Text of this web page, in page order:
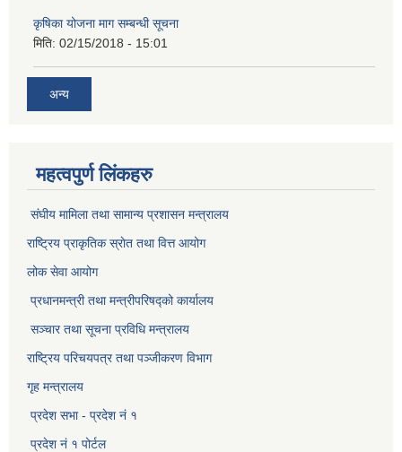
कृषिका योजना माग सम्बन्धी सूचना
मिति: 02/15/2018 - 15:01
अन्य
महत्वपुर्ण लिंकहरु
संघीय मामिला तथा सामान्य प्रशासन मन्त्रालय
राष्ट्रिय प्राकृतिक स्राेत तथा वित्त आयोग
लोक सेवा आयोग
प्रधानमन्त्री तथा मन्त्रीपरिषद्को कार्यालय
सञ्‍चार तथा सूचना प्रविधि मन्त्रालय
राष्ट्रिय परिचयपत्र तथा पञ्जीकरण विभाग​
गृह मन्त्रालय
प्रदेश सभा - प्रदेश नं १
प्रदेश नं १ पोर्टल